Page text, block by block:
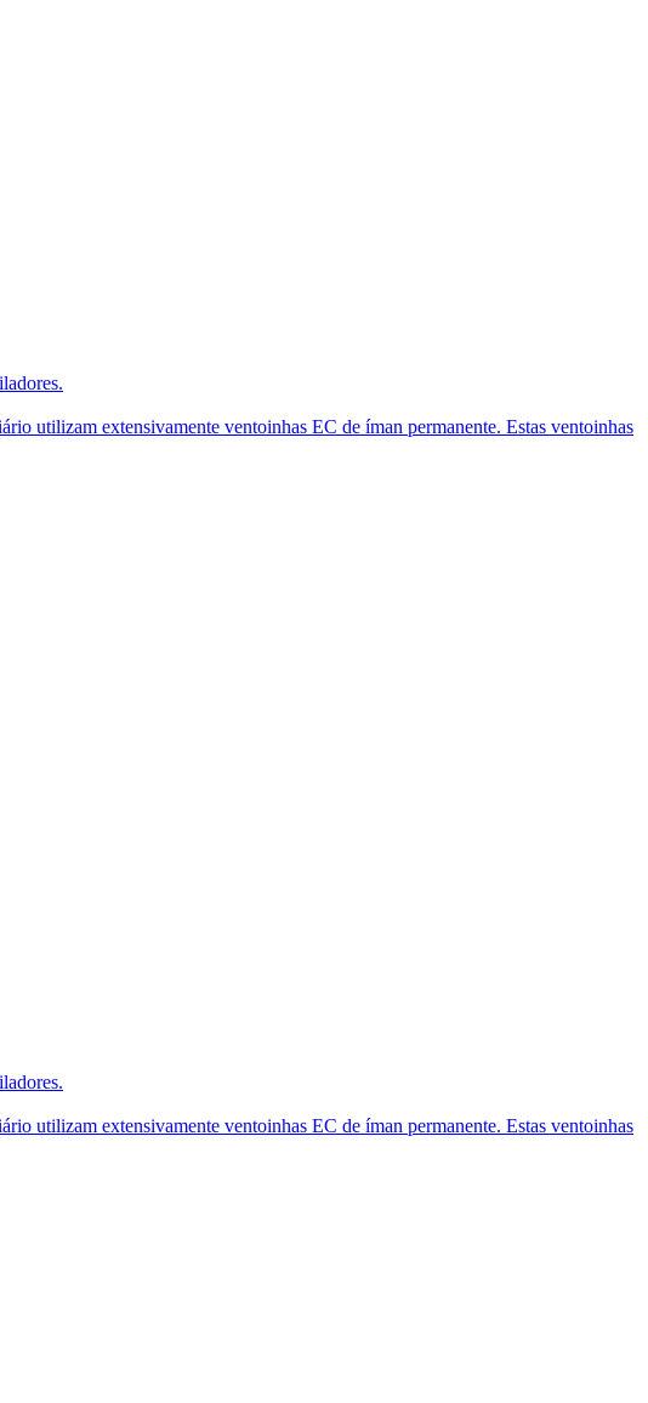
utilizam extensivamente ventoinhas EC de íman permanente. Estas ventoinhas
utilizam extensivamente ventoinhas EC de íman permanente. Estas ventoinhas